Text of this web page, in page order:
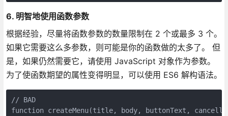
6. 明智地使用函数参数
根据经验，尽量将函数参数的数量限制在 2 个或最多 3 个。
如果它需要这么多参数，则可能是你的函数做的太多了。 但
是，如果仍然需要它，请使用 JavaScript 对象作为参数。
为了使函数期望的属性变得明显，可以使用 ES6 解构语法。
// BAD
function createMenu(title, body, buttonText,